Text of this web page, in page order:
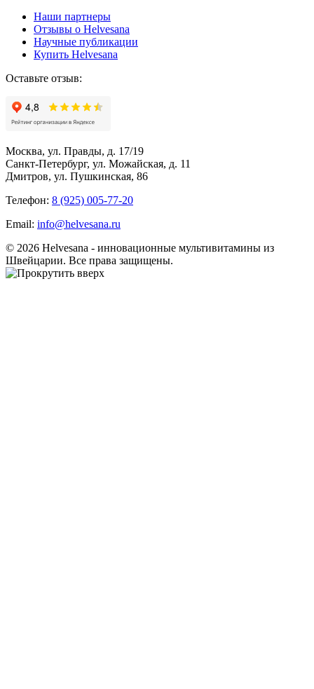
Наши партнеры
Отзывы о Helvesana
Научные публикации
Купить Helvesana
Оставьте отзыв:
Москва, ул. Правды, д. 17/19
Санкт-Петербург, ул. Можайская, д. 11
Дмитров, ул. Пушкинская, 86
Телефон: 8 (925) 005-77-20
Email: info@helvesana.ru
© 2026 Helvesana - инновационные мультивитамины из
Швейцарии. Все права защищены.